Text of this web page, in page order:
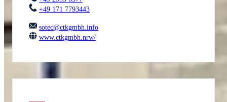
+49 171 7793443
sotec@ctkgmbh.info
www.ctkgmbh.nrw/